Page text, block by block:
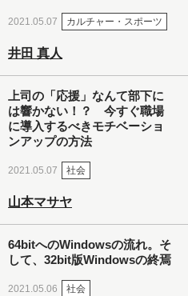
2021.05.07 カルチャー・スポーツ
井田 真人
上司の「応援」なんて部下に
は響かない！？ 今すぐ職場
に導入するべきモチベーショ
ンアップの方法
2021.05.07 社会
山本マサヤ
64bitへのWindowsの流れ。そ
して、32bit版Windowsの終焉
2021.05.06 社会